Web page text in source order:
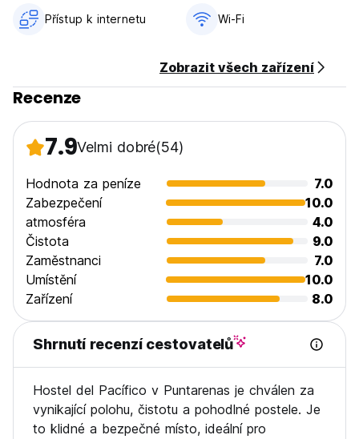
Přístup k internetu Wi-Fi
Zobrazit všech zařízení
Recenze
7.9Velmi dobré(54)
Hodnota za peníze
7.0
Zabezpečení
10.0
atmosféra
4.0
Čistota
9.0
Zaměstnanci
7.0
Umístění
10.0
Zařízení
8.0
Shrnutí recenzí cestovatelů
Hostel del Pacífico v Puntarenas je chválen za
vynikající polohu, čistotu a pohodlné postele. Je
to klidné a bezpečné místo, ideální pro